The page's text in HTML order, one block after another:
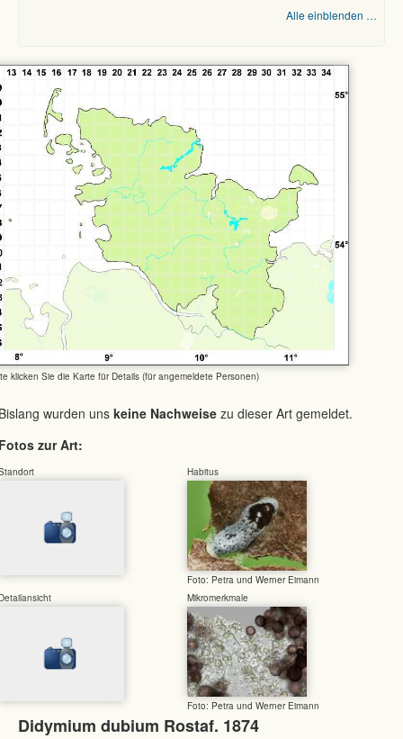
Alle einblenden …
klicken Sie die Karte für Details (für angemeldete Personen)
wurden uns keine Nachweise zu dieser Art gemeldet.
zur Art:
Habitus
Foto: Petra und Werner Eimann
Mikromerkmale
Foto: Petra und Werner Eimann
Didymium dubium Rostaf. 1874